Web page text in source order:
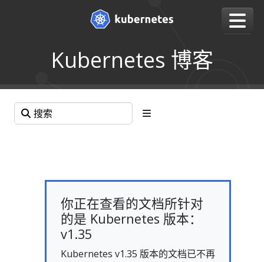
Kubernetes 博客
你正在查看的文档所针对
的是 Kubernetes 版本：
v1.35
Kubernetes v1.35 版本的文档已不再